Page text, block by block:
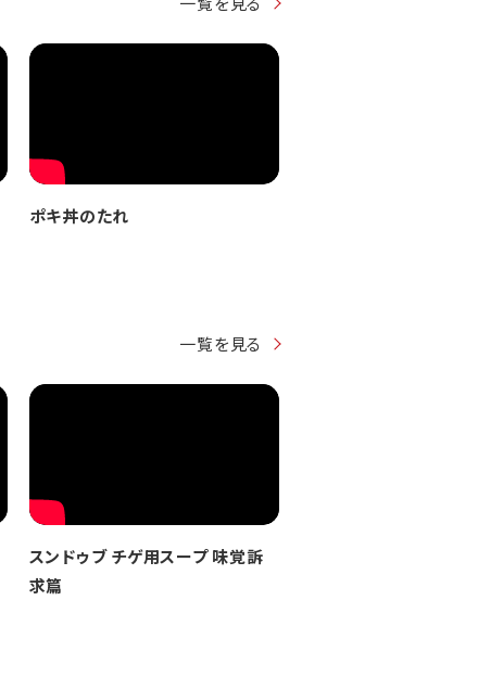
ポキ丼のたれ
一覧を見る
スンドゥブ チゲ用スープ 味覚訴
求篇